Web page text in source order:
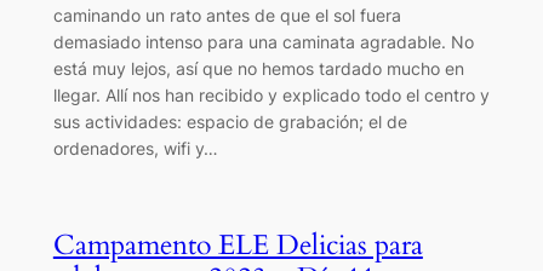
caminando un rato antes de que el sol fuera
demasiado intenso para una caminata agradable. No
está muy lejos, así que no hemos tardado mucho en
llegar. Allí nos han recibido y explicado todo el centro y
sus actividades: espacio de grabación; el de
ordenadores, wifi y…
Campamento ELE Delicias para